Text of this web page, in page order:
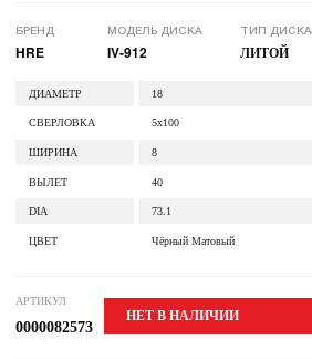
БРЕНД
HRE
МОДЕЛЬ ДИСКА
IV-912
ТИП ДИСКА
ЛИТОЙ
ДИАМЕТР 18
СВЕРЛОВКА 5x100
ШИРИНА 8
ВЫЛЕТ 40
DIA 73.1
ЦВЕТ Чёрный Матовый
АРТИКУЛ
0000082573
НЕТ В НАЛИЧИИ